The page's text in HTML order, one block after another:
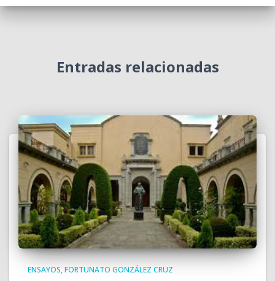
Entradas relacionadas
ENSAYOS FORTUNATO GONZÁLEZ CRUZ